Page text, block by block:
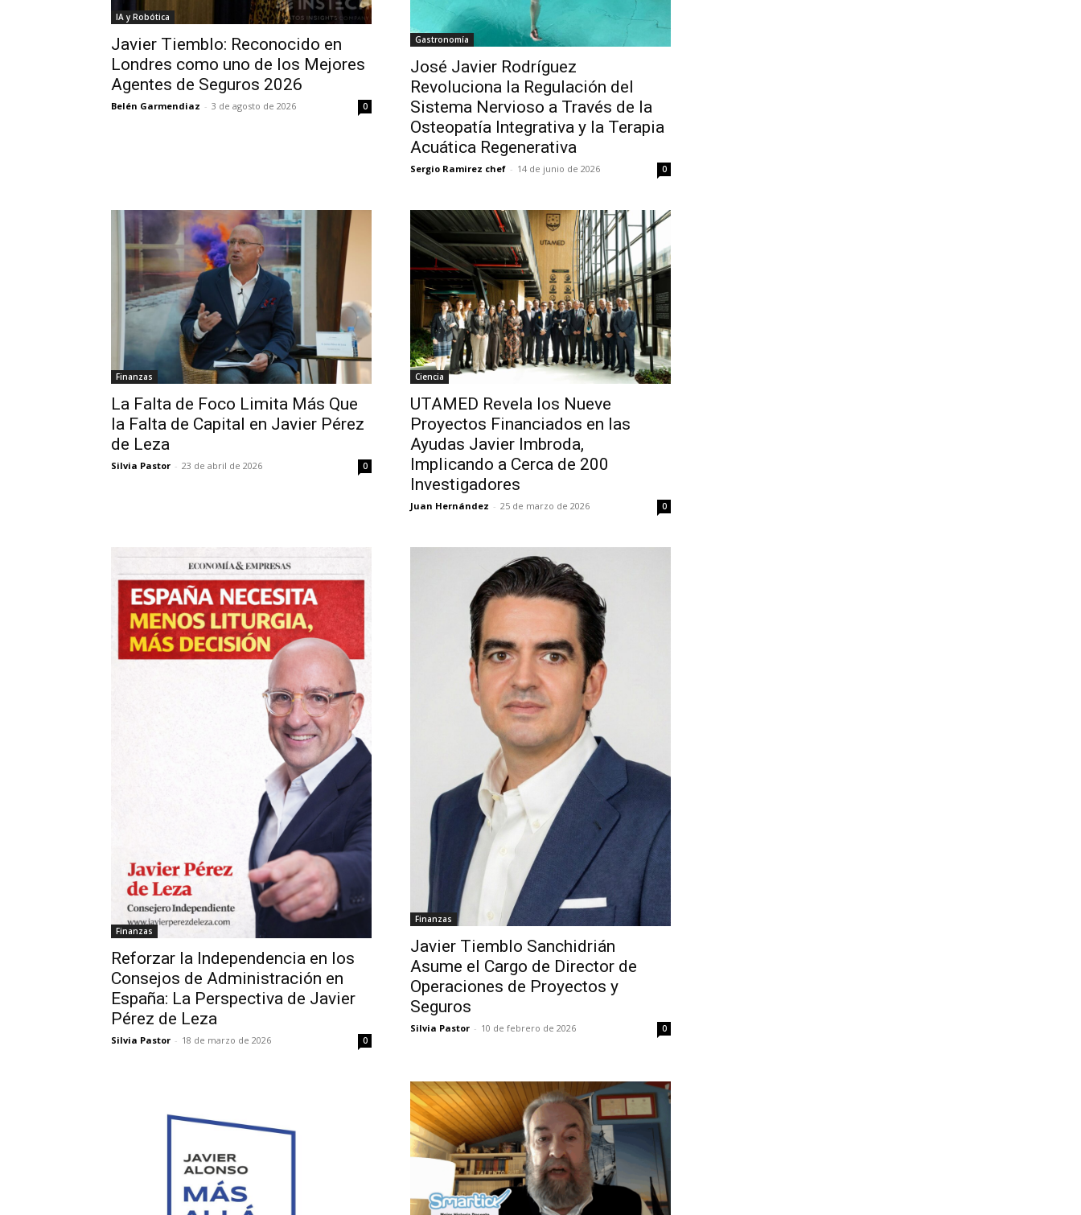
IA y Robótica
Javier Tiemblo: Reconocido en
Londres como uno de los Mejores
Agentes de Seguros 2026
Belén Garmendiaz - 3 de agosto de 2026 0
Gastronomía
José Javier Rodríguez
Revoluciona la Regulación del
Sistema Nervioso a Través de la
Osteopatía Integrativa y la Terapia
Acuática Regenerativa
Sergio Ramirez chef - 14 de junio de 2026 0
Finanzas
La Falta de Foco Limita Más Que
la Falta de Capital en Javier Pérez
de Leza
Silvia Pastor - 23 de abril de 2026 0
Ciencia
UTAMED Revela los Nueve
Proyectos Financiados en las
Ayudas Javier Imbroda,
Implicando a Cerca de 200
Investigadores
Juan Hernández - 25 de marzo de 2026 0
Finanzas
Reforzar la Independencia en los
Consejos de Administración en
España: La Perspectiva de Javier
Pérez de Leza
Silvia Pastor - 18 de marzo de 2026 0
Finanzas
Javier Tiemblo Sanchidrián
Asume el Cargo de Director de
Operaciones de Proyectos y
Seguros
Silvia Pastor - 10 de febrero de 2026 0